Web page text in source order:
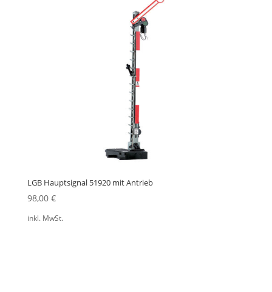
LGB Hauptsignal 51920 mit Antrieb
98,00 €
inkl. MwSt.